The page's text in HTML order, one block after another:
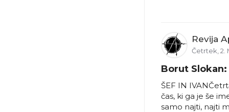
Revija
Četrtek, 2.
Borut
ŠEF IN
čas, ki ga je še
samo najti, najti